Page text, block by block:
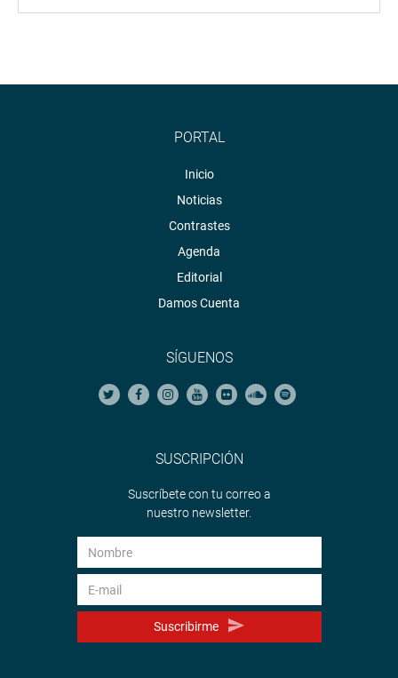
PORTAL
Inicio
Noticias
Contrastes
Agenda
Editorial
Damos Cuenta
SÍGUENOS
SUSCRIPCIÓN
Suscríbete con tu correo a
nuestro newsletter.
Suscribirme